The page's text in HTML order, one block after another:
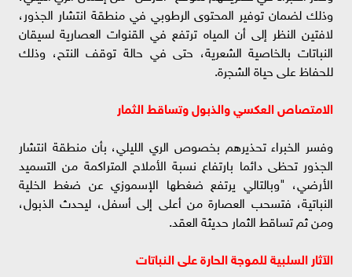
وذلك لضمان توفير المحتوى الرطوبي في منطقة انتشار الجذور،
لافتين النظر إلى أن المياه ترتفع في القنوات العصارية لسيقان
النباتات بالخاصية الشعرية، حتى في حالة توقف النتح، وذلك
للحفاظ على حياة الشجرة.
الامتصاص العكسي والذبول وتساقط الثمار
وفسر الخبراء تحذيرهم بخصوص الري الليلي، بأن منطقة انتشار
الجذور تحظى دائما بارتفاع نسبة الأملاح المتراكمة من التسميد
الأرضي، "وبالتالي يرتفع ضغطها الإسموزي عن ضغط الخلية
النباتية، فتسحب العصارة من أعلى إلى أسفل، ليحدث الذبول،
ومن ثم تساقط الثمار حديثة العقد.
الآثار السلبية للموجة الحارة على النباتات